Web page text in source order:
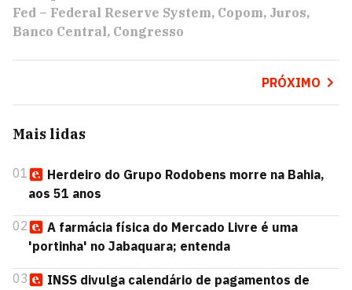
Fed – Federal Reserve System Copom Juros
Banco Central Congresso
PRÓXIMO
Mais lidas
01
Herdeiro do Grupo Rodobens morre na Bahia,
aos 51 anos
02
A farmácia física do Mercado Livre é uma
'portinha' no Jabaquara; entenda
03
INSS divulga calendário de pagamentos de